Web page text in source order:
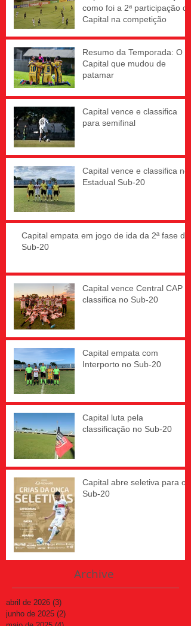
como foi a 2ª participação do
Capital na competição
Resumo da Temporada: O
Capital que mudou de
patamar
Capital vence e classifica
para semifinal
Capital vence e classifica no
Estadual Sub-20
Capital empata em jogo de ida da 2ª fase do
Sub-20
Capital vence Central CAP e
classifica no Sub-20
Capital empata com
Interporto no Sub-20
Capital luta pela
classificação no Sub-20
Capital abre seletiva para o
Sub-20
Archive
abril de 2026 (3)
junho de 2025 (2)